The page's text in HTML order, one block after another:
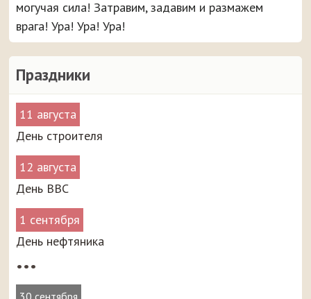
Праздники
11 августа
День строителя
12 августа
День ВВС
1 сентября
День нефтяника
•••
30 сентября
могучая сила! Затравим, задавим и размажем
врага! Ура! Ура! Ура!